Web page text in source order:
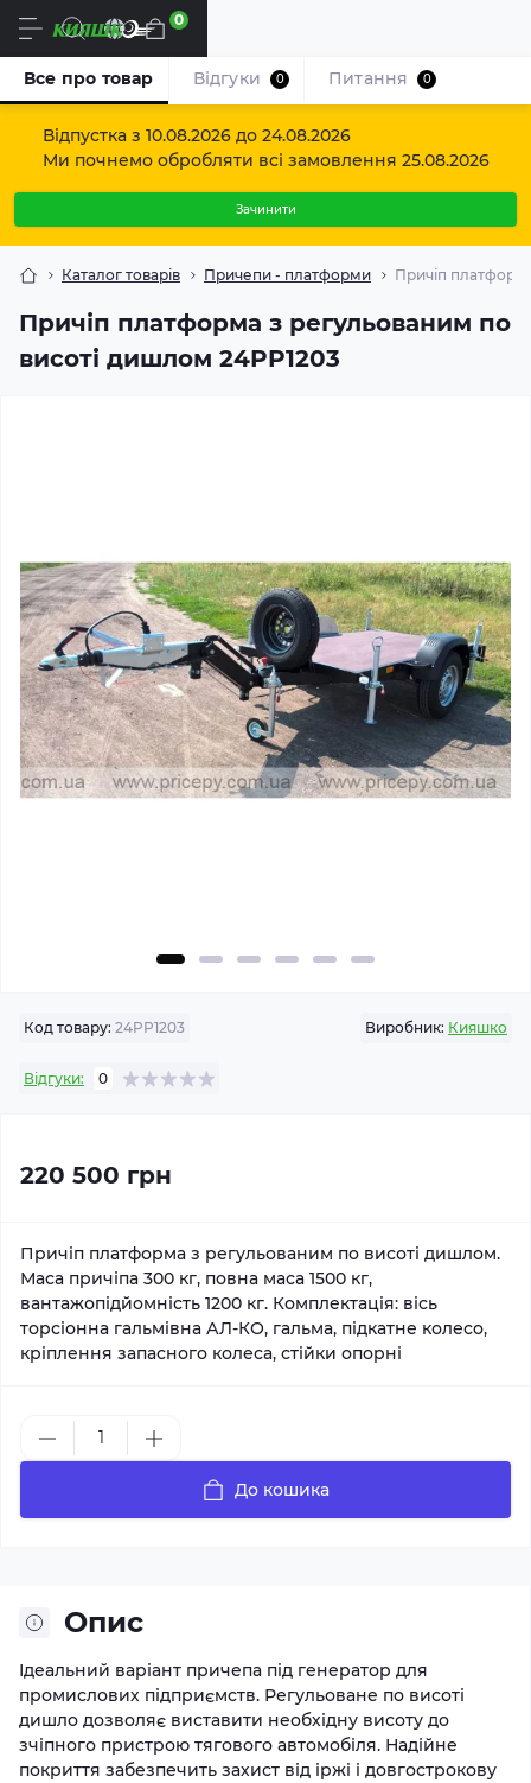
Відпустка з 10.08.2026 до 24.08.2026
Ми почнемо обробляти всі замовлення 25.08.2026
Зачинити
Uk 0
Каталог товарів Причепи - платформи Причіп
Причіп платформа з регульованим по
висоті дишлом 24PP1203
Все про товар Відгуки 0 Питання 0
Код товару: 24PP1203 Виробник: Кияшко
Відгуки: 0
220 500 грн
Причіп платформа з регульованим по висоті дишлом.
Маса причіпа 300 кг, повна маса 1500 кг,
вантажопідйомність 1200 кг. Комплектація: вісь
торсіонна гальмівна АЛ-КО, гальма, підкатне колесо,
кріплення запасного колеса, стійки опорні
До кошика
Опис
Ідеальний варіант причепа під генератор для
промислових підприємств. Регульоване по висоті
дишло дозволяє виставити необхідну висоту до
зчіпного пристрою тягового автомобіля. Надійне
покриття забезпечить захист від іржі і довгострокову